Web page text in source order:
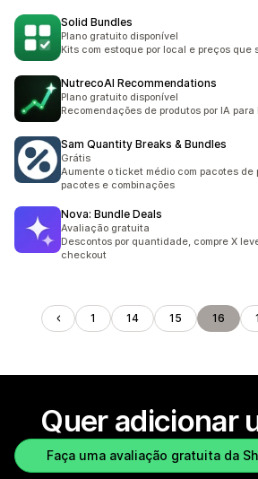
Solid Bundles
Plano gratuito disponível
Kits com estoque por local e preços que
NutrecoAI Recommendations
Plano gratuito disponível
Recomendações de produtos por IA
Sam Quantity Breaks & Bundles
Grátis
Aumente o ticket médio com pacotes de
pacotes e combinações
Nova: Bundle Deals
Avaliação gratuita
Descontos por quantidade, compre X
checkout
1 14 15 16
Quer adicionar
Faça uma avaliação gratuita da